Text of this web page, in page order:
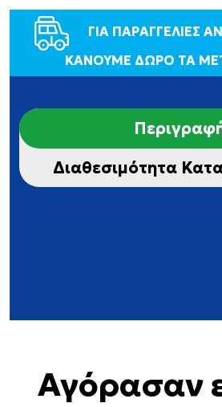
ΓΙΑ ΠΑΡΑΓΓΕΛΙΕΣ
ΚΑΝΟΥΜΕ ΔΩΡΟ ΤΑ
Διαθεσιμότητα
Αγόρασαν